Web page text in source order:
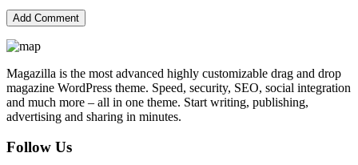
Magazilla is the most advanced highly customizable drag and drop
magazine WordPress theme. Speed, security, SEO, social integration
and much more – all in one theme. Start writing, publishing,
advertising and sharing in minutes.
Follow Us